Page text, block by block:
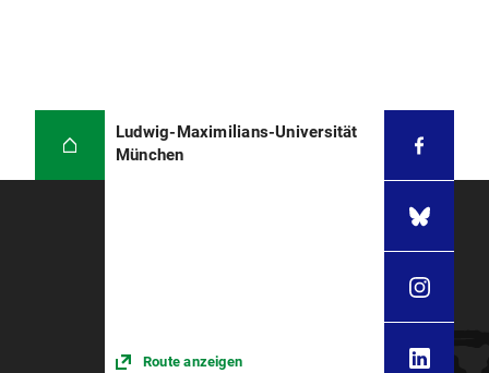
Ludwig-Maximilians-Universität
München
Route anzeigen